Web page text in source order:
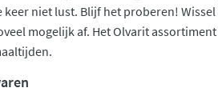
keer niet lust. Blijf het proberen!
mogelijk af. Het Olvarit